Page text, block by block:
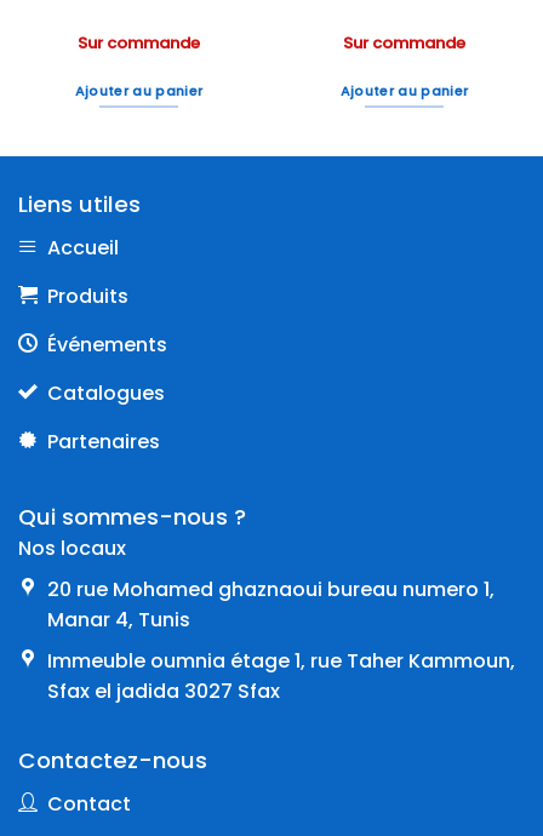
Sur commande
Ajouter au panier
Sur commande
Ajouter au panier
Liens utiles
Accueil
Produits
Événements
Catalogues
Partenaires
Qui sommes-nous ?
Nos locaux
20 rue Mohamed ghaznaoui bureau numero 1,
Manar 4, Tunis
Immeuble oumnia étage 1, rue Taher Kammoun,
Sfax el jadida 3027 Sfax
Contactez-nous
Contact